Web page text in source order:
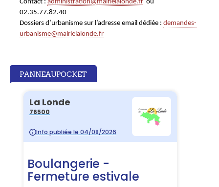
Contact : administration@mairielalonde.fr ou
02.35.77.82.40
Dossiers d’urbanisme sur l’adresse email dédiée : demandes-
urbanisme@mairielalonde.fr
PANNEAUPOCKET